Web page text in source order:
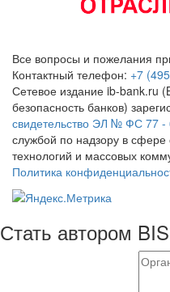
Все вопросы и пожелания
Контактный телефон: +7
Сетевое издание ib-bank.ru
безопасность банков)
свидетельство ЭЛ № ФС 77 -
службой по надзору в
технологий и массовых
Политика
Стать автором